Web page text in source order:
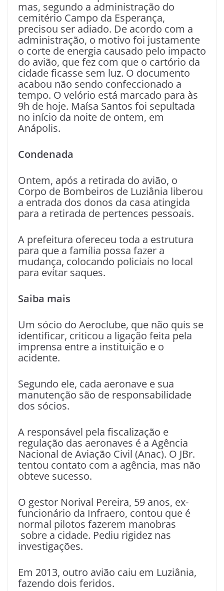
mas, segundo a administração do
cemitério Campo da Esperança,
precisou ser adiado. De acordo com a
administração, o motivo foi justamente
o corte de energia causado pelo impacto
do avião, que fez com que o cartório da
cidade ficasse sem luz. O documento
acabou não sendo confeccionado a
tempo. O velório está marcado para às
9h de hoje. Maísa Santos foi sepultada
no início da noite de ontem, em
Anápolis.
Condenada
Ontem, após a retirada do avião, o
Corpo de Bombeiros de Luziânia liberou
a entrada dos donos da casa atingida
para a retirada de pertences pessoais.
A prefeitura ofereceu toda a estrutura
para que a família possa fazer a
mudança, colocando policiais no local
para evitar saques.
Saiba mais
Um sócio do Aeroclube, que não quis se
identificar, criticou a ligação feita pela
imprensa entre a instituição e o
acidente.
Segundo ele, cada aeronave e sua
manutenção são de responsabilidade
dos sócios.
A responsável pela fiscalização e
regulação das aeronaves é a Agência
Nacional de Aviação Civil (Anac). O JBr.
tentou contato com a agência, mas não
obteve sucesso.
O gestor Norival Pereira, 59 anos, ex-
funcionário da Infraero, contou que é
normal pilotos fazerem manobras
sobre a cidade. Pediu rigidez nas
investigações.
Em 2013, outro avião caiu em Luziânia,
fazendo dois feridos.